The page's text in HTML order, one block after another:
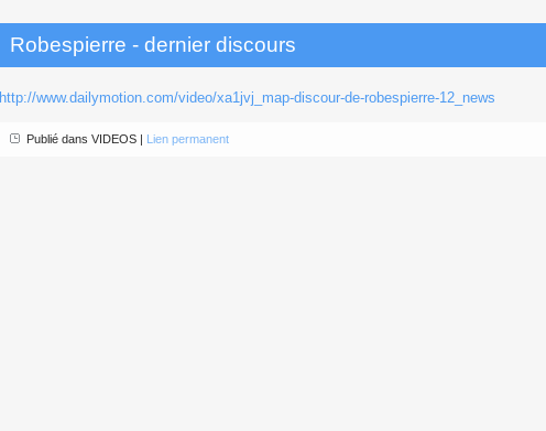
Robespierre - dernier discours
http://www.dailymotion.com/video/xa1jvj_map-discour-de-robespierre-12_news
Publié dans VIDEOS | Lien permanent